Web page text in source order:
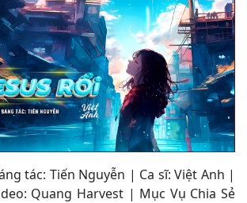
tác: Tiến Nguyễn | Ca sĩ: Việt Anh |
Quang Harvest | Mục Vụ Chia Sẻ